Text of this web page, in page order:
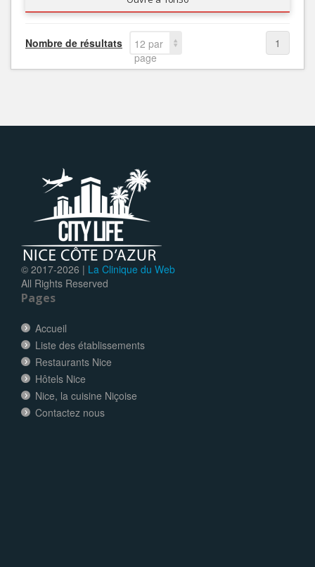
Nombre de résultats
12 par
page
1
© 2017-2026 | La Clinique du Web
All Rights Reserved
Pages
Accueil
Liste des établissements
Restaurants Nice
Hôtels Nice
Nice, la cuisine Niçoise
Contactez nous